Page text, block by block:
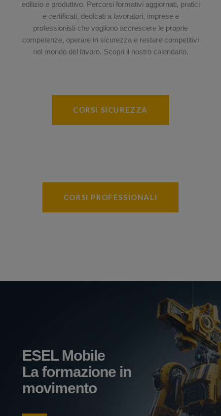
edilizio e produttivo. Percorsi formativi aggiornati, pratici
e certificati, dedicati a lavoratori, imprese e
professionisti che vogliono accrescere le proprie
competenze, operare in sicurezza e restare competitivi
nel mondo del lavoro. Scopri il nostro calendario.
CORSI SICUREZZA
CORSI PROFESSIONALI
ESEL Mobile
La formazione in
movimento